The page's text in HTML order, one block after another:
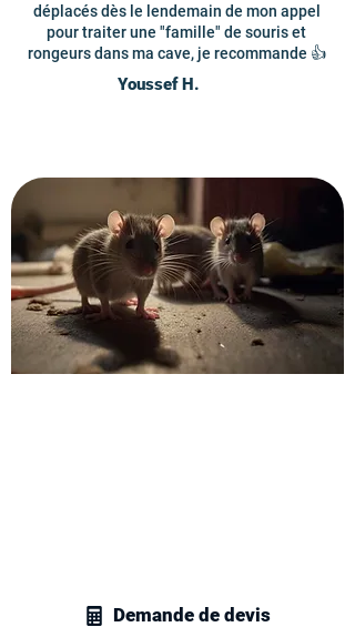
déplacés dès le lendemain de mon appel
pour traiter une "famille" de souris et
rongeurs dans ma cave, je recommande 👍
Youssef H.
Demande de devis